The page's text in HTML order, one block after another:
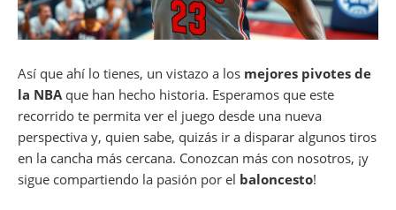
Así que ahí lo tienes, un vistazo a los mejores pivotes de
la NBAque han hecho historia. Esperamos que este
recorrido te permita ver el juego desde una nueva
perspectiva y, quien sabe, quizás ir a disparar algunos tiros
en la cancha más cercana. Conozcan más con nosotros, ¡y
sigue compartiendo la pasión por el baloncesto!